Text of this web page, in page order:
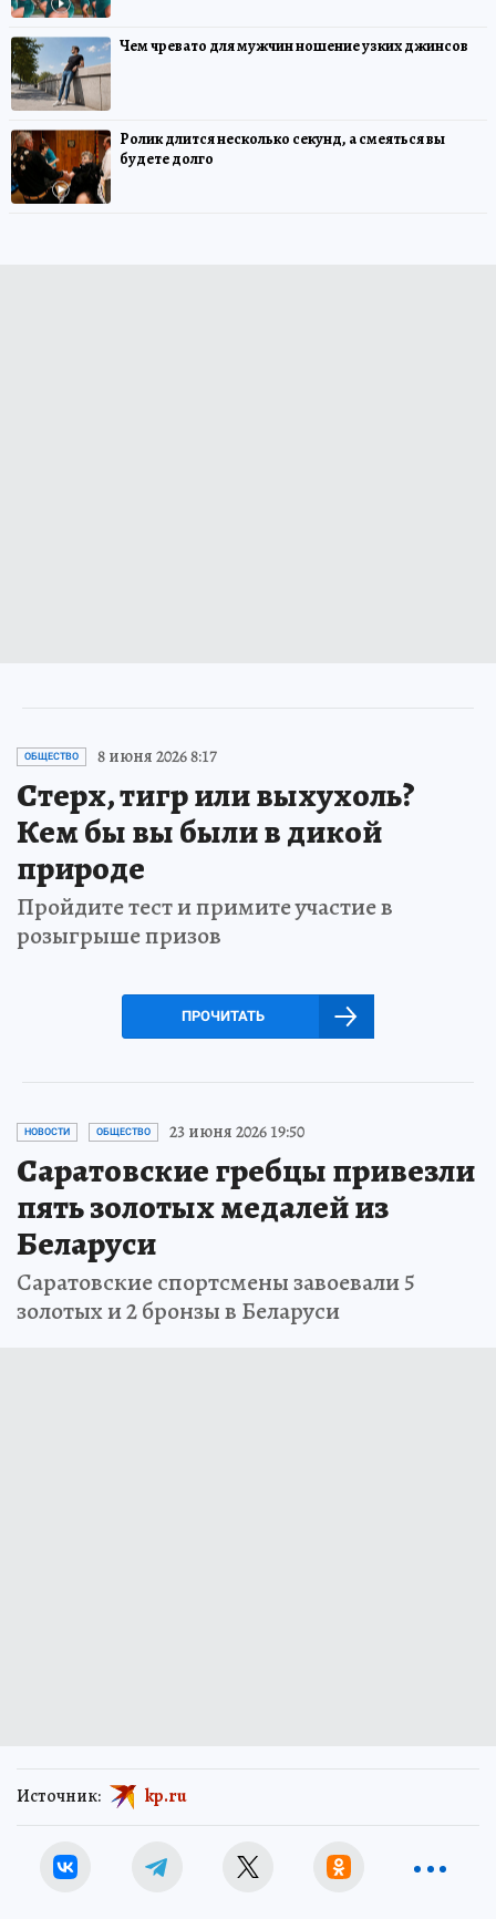
Чем чревато для мужчин ношение узких джинсов
Ролик длится несколько секунд, а смеяться вы
будете долго
ОБЩЕСТВО 8 июня 2026 8:17
Стерх, тигр или выхухоль?
Кем бы вы были в дикой
природе
Пройдите тест и примите участие в
розыгрыше призов
ПРОЧИТАТЬ
НОВОСТИ ОБЩЕСТВО 23 июня 2026 19:50
Саратовские гребцы привезли
пять золотых медалей из
Беларуси
Саратовские спортсмены завоевали 5
золотых и 2 бронзы в Беларуси
Источник: kp.ru